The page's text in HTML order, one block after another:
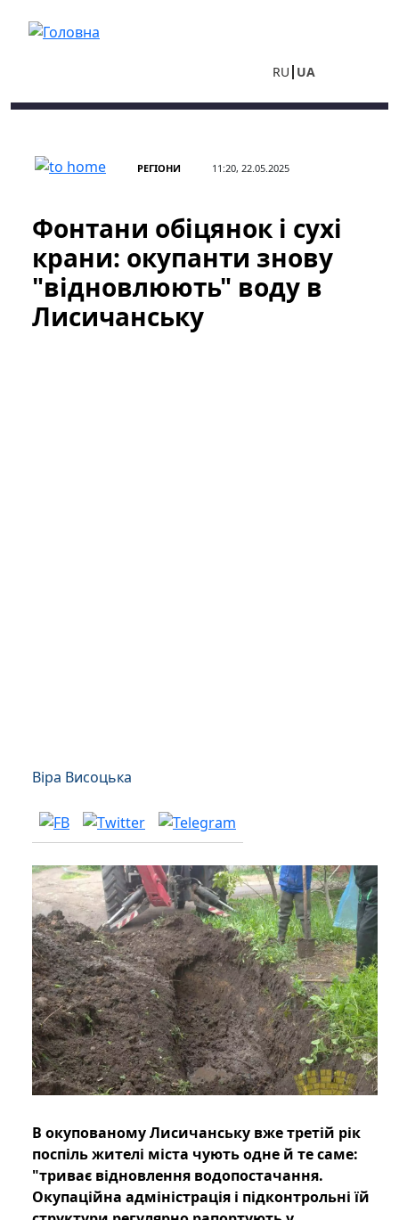
RU UA
РЕГІОНИ 11:20, 22.05.2025
Фонтани обіцянок і сухі
крани: окупанти знову
"відновлюють" воду в
Лисичанську
Віра Висоцька
В окупованому Лисичанську вже третій рік
поспіль жителі міста чують одне й те саме:
"триває відновлення водопостачання.
Окупаційна адміністрація і підконтрольні їй